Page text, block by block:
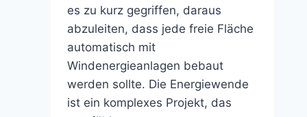
es zu kurz gegriffen, daraus
abzuleiten, dass jede freie Fläche
automatisch mit
Windenergieanlagen bebaut
werden sollte. Die Energiewende
ist ein komplexes Projekt, das